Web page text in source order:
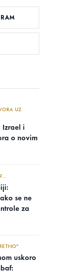
UZ
Izrael i
o novim
se ne
za
uskoro